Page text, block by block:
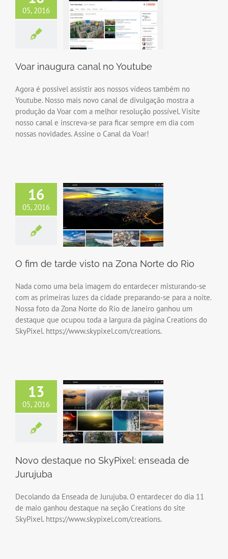
05, 2016
Voar inaugura canal no Youtube
Agora é possivel assistir aos nossos vídeos também no
Youtube. Nosso mais novo canal de divulgação mostra a
produção da Voar com a melhor resolução possível. Visite
nosso canal e inscreva-se para ficar sempre em dia com
nossas novidades. Assine o Canal da Voar!
16
05, 2016
O fim de tarde visto na Zona Norte do Rio
Nada como uma bela imagem do entardecer misturando-se
com as primeiras luzes da cidade preparando-se para a noite.
Nossa foto da Zona Norte do Rio de Janeiro ganhou um
destaque que ocupou toda a largura da página Creations do
SkyPixel. https://www.skypixel.com/creations.
13
05, 2016
Novo destaque no SkyPixel: enseada de
Jurujuba
Decolando da Enseada de Jurujuba. O entardecer do dia 11
de maio ganhou destaque na seção Creations do site
SkyPixel. https://www.skypixel.com/creations.